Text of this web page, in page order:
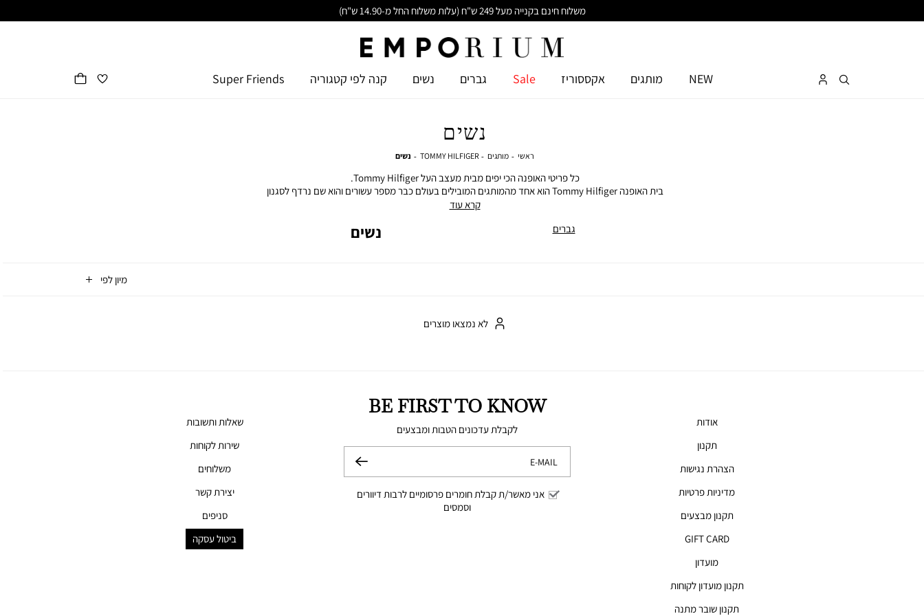
משלוח חינם בקנייה מעל 249 ש"ח (עלות משלוח החל מ-14.90 ש"ח)
NEW מותגים אקססוריז Sale גברים נשים קנה לפי קטגוריה Super Friends
נשים
ראשי ראשי
מותגים מותגים
TOMMY HILFIGER
TOMMY
נשיםנשים
כל פריטי האופנה הכי יפים מבית מעצב העל Tommy Hilfiger.
בית האופנה Tommy Hilfiger הוא אחד מהמותגים המובילים בעולם כבר מספר עשורים והוא שם נרדף לסגנון
האמריקאי הקלאסי - לוק יוקרתי ומדויק בלי מאמץ.
מיוצר באיכות גבוהה במיוחד מבדי פרימיום וגזרות מוקפדות שיחמיאו לכל מבנה גוף.
קרא עוד
גברים
נשים
לא נמצאו מוצרים
BE FIRST TO KNOW
לקבלת עדכונים הטבות ומבצעים
E-MAIL
אני מאשר/ת קבלת חומרים פרסומיים לרבות דיוורים
וסמסים
שלח
אודות
תקנון
הצהרת נגישות
מדיניות פרטיות
תקנון מבצעים
GIFT CARD
מועדון
תקנון מועדון לקוחות
תקנון שובר מתנה
שאלות ותשובות
שירות לקוחות
משלוחים
יצירת קשר
סניפים
ביטול עסקה